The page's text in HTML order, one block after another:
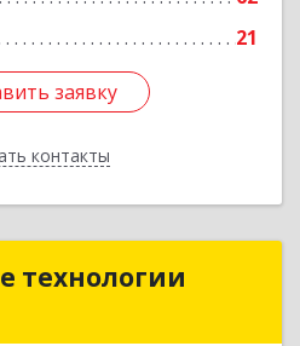
21
заявку
контакты
заявку
Назад
технологии
технологии